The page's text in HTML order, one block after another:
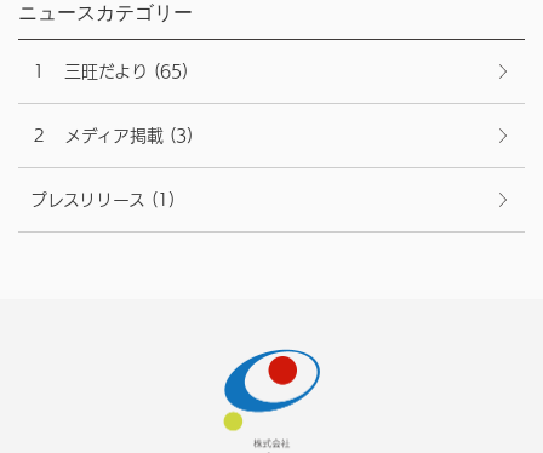
ニュースカテゴリー
１ 三旺だより (65)
２ メディア掲載 (3)
プレスリリース (1)